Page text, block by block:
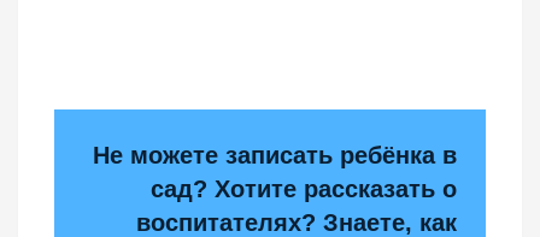
Не можете записать ребёнка в
сад? Хотите рассказать о
воспитателях? Знаете, как